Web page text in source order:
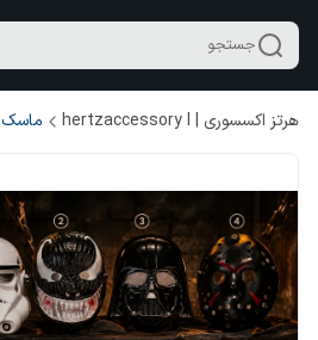
جستجو
هرتز اکسسوری | hertzaccessory l ماسک